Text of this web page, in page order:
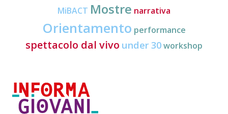
MiBACT Mostre narrativa
Orientamento performance
spettacolo dal vivo under 30workshop